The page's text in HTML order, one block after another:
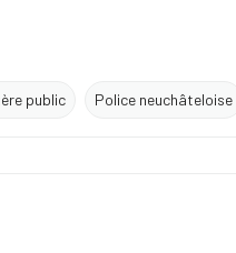
public Police neuchâteloise